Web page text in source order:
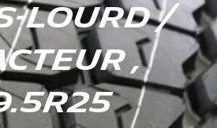
lourd /
,